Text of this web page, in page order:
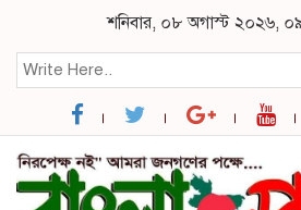
শনিবার, ০৮ অগাস্ট ২০২৬,